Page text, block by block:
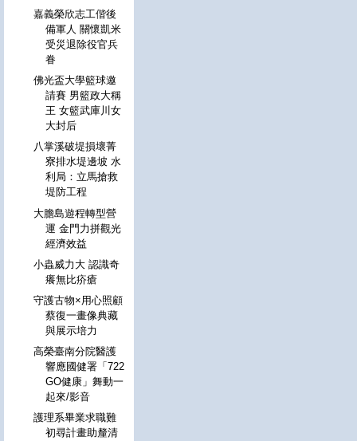
嘉義榮欣志工偕後
備軍人 關懷凱米
受災退除役官兵
眷
佛光盃大學籃球邀
請賽 男籃政大稱
王 女籃武庫川女
大封后
八掌溪破堤損壞菁
寮排水堤邊坡 水
利局：立馬搶救
堤防工程
大膽島遊程轉型營
運 金門力拼觀光
經濟效益
小蟲威力大 認識奇
癢無比疥瘡
守護古物×用心照顧
蔡復一畫像典藏
與展示培力
高榮臺南分院醫護
響應國健署「722
GO健康」舞動一
起來/影音
護理系畢業求職難
初尋計畫助釐清